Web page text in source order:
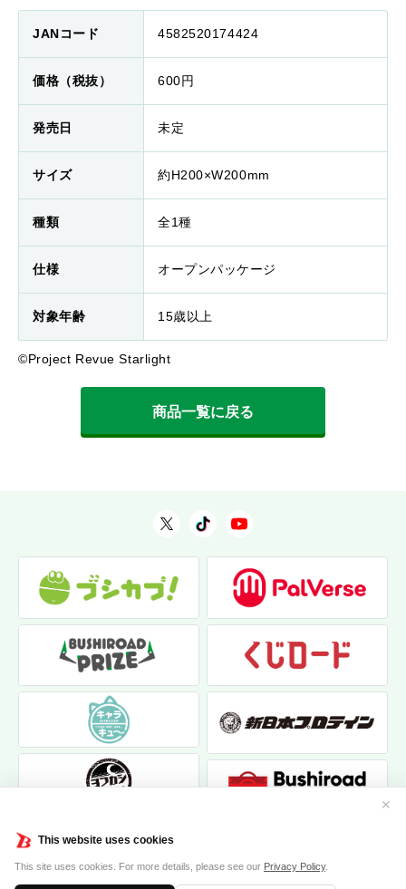
This website uses cookies
This site uses cookies. For more details, please see our Privacy Policy.
✕
JANコード 4582520174424
価格（税抜） 600円
発売日 未定
サイズ 約H200×W200mm
種類 全1種
仕様 オープンパッケージ
対象年齢 15歳以上
©Project Revue Starlight
商品一覧に戻る